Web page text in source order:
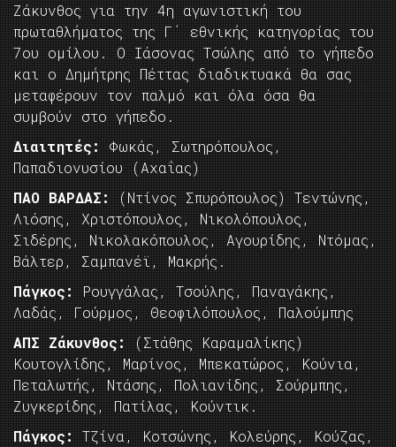
Ζάκυνθος για την 4η αγωνιστική του
πρωταθλήματος της Γ΄ εθνικής κατηγορίας του
7ου ομίλου. Ο Ιάσονας Τσώλης από το γήπεδο
και ο Δημήτρης Πέττας διαδικτυακά θα σας
μεταφέρουν τον παλμό και όλα όσα θα
συμβούν στο γήπεδο.
Διαιτητές:
Φωκάς, Σωτηρόπουλος,
Παπαδιονυσίου (Αχαΐας)
ΠΑΟ ΒΑΡΔΑΣ:
(Ντίνος Σπυρόπουλος) Τεντώνης,
Λιόσης, Χριστόπουλος, Νικολόπουλος,
Σιδέρης, Νικολακόπουλος, Αγουρίδης, Ντόμας,
Βάλτερ, Σαμπανέϊ, Μακρής.
Πάγκος:
Ρουγγάλας, Τσούλης, Παναγάκης,
Λαδάς, Γούρμος, Θεοφιλόπουλος, Παλούμπης
ΑΠΣ Ζάκυνθος:
(Στάθης Καραμαλίκης)
Koυτογλίδης, Μαρίνος, Μπεκατώρος, Κούνια,
Πεταλωτής, Ντάσης, Πολιανίδης, Σούρμπης,
Ζυγκερίδης, Πατίλας, Κούντικ.
Πάγκος:
Tζίνα, Κοτσώνης, Κολεύρης, Κούζας,